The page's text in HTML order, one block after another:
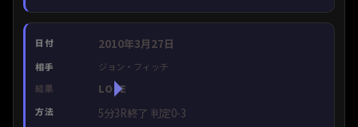
2010年3月27日
ジョン・フィッチ
LOSE
5分3R終了 判定0-3